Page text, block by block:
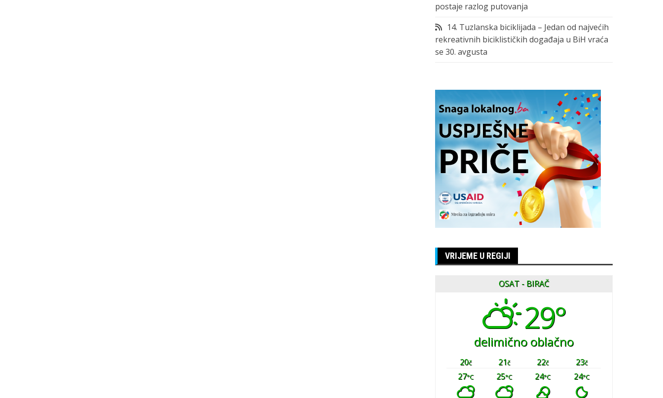
postaje razlog putovanja
14. Tuzlanska biciklijada – Jedan od najvećih
rekreativnih biciklističkih događaja u BiH vraća
se 30. avgusta
VRIJEME U REGIJI
OSAT - BIRAČ
29°
delimično oblačno
20č 21č 22č 23č
27°C 25°C 24°C 24°C